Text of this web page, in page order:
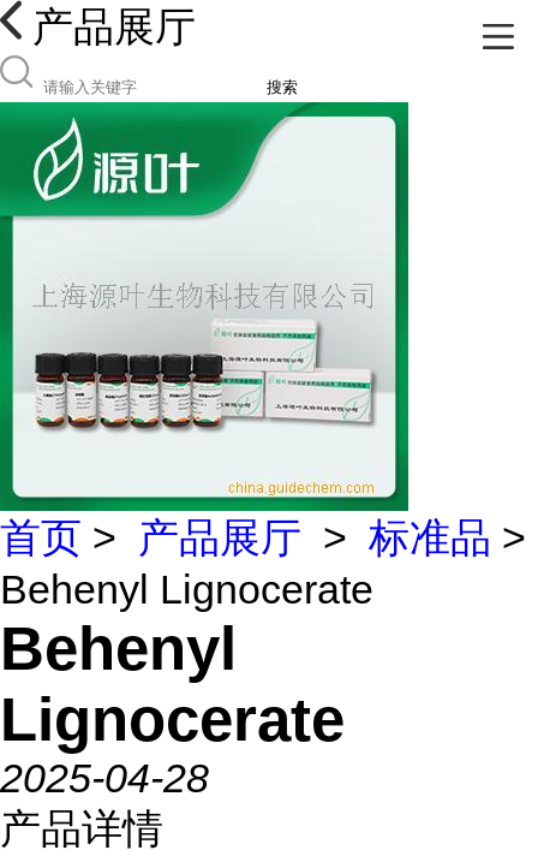
产品展厅
搜索
首页 > 产品展厅 > 标准品 >
Behenyl Lignocerate
Behenyl
Lignocerate
2025-04-28
产品详情